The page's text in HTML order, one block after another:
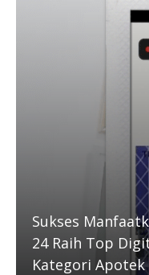
Sukses
24 Raih Top
Kategori Apotek